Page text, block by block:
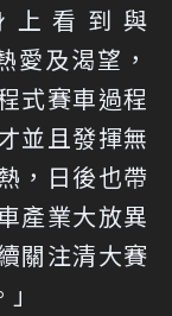
上看到與
愛及渴望，
式賽車過程
並且發揮無
，日後也帶
產業大放異
關注清大賽